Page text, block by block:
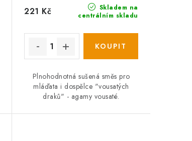
Skladem na
centrálním skladu
221 Kč
Plnohodnotná sušená směs pro
mláďata i dospělce "vousatých
draků" - agamy vousaté.